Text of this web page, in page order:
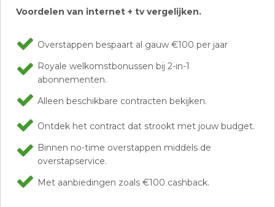
Voordelen van internet + tv vergelijken.
Overstappen bespaart al gauw €100 per jaar
Royale welkomstbonussen bij 2-in-1
abonnementen.
Alleen beschikbare contracten bekijken.
Ontdek het contract dat strookt met jouw budget.
Binnen no-time overstappen middels de
overstapservice.
Met aanbiedingen zoals €100 cashback.